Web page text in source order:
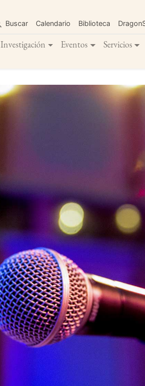
contenido
principal
Buscar Calendario Biblioteca
Investigación Eventos Servicios